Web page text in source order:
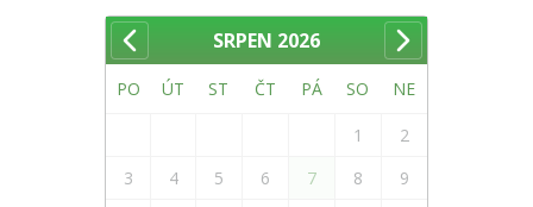
SRPEN 2026
PO ÚT ST ČT PÁ SO NE
1
2
3
4 5 6 7 8
9